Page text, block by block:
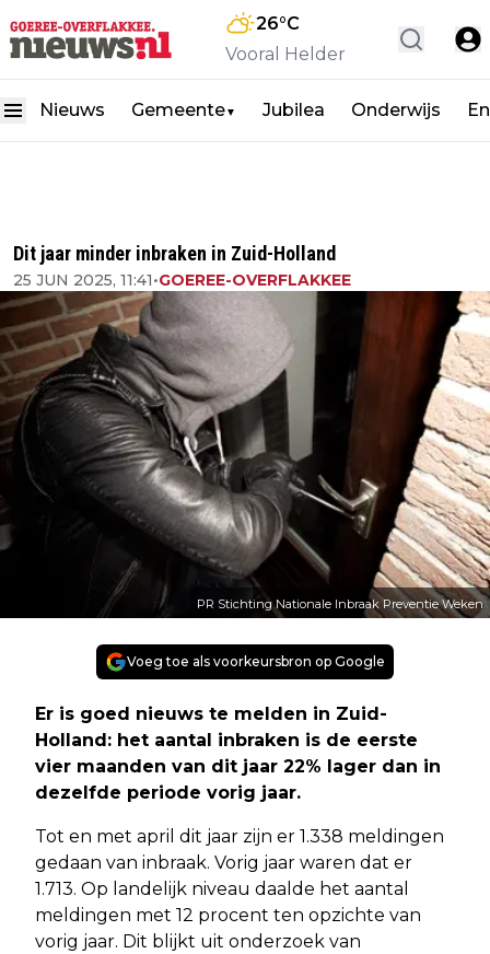
26°C
Vooral Helder
Nieuws Gemeente▼ Jubilea Onderwijs
Dit jaar minder inbraken in Zuid-Holland
25 JUN 2025, 11:41•GOEREE-OVERFLAKKEE
PR Stichting Nationale Inbraak Preventie Weken
Voeg toe als voorkeursbron op Google
Er is goed nieuws te melden in Zuid-
Holland: het aantal inbraken is de eerste
vier maanden van dit jaar 22% lager dan in
dezelfde periode vorig jaar.
Tot en met april dit jaar zijn er 1.338 meldingen
gedaan van inbraak. Vorig jaar waren dat er
1.713. Op landelijk niveau daalde het aantal
meldingen met 12 procent ten opzichte van
vorig jaar. Dit blijkt uit onderzoek van